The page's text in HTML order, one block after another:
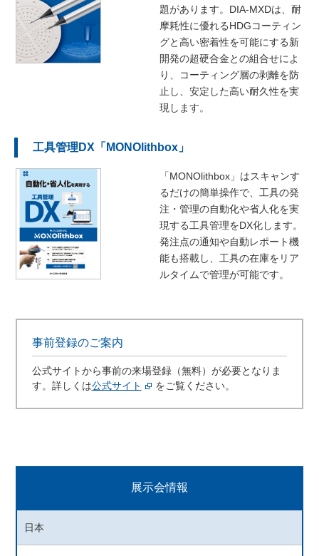
題があります。DIA-MXDは、耐
摩耗性に優れるHDGコーティン
グと高い密着性を可能にする新
開発の超硬合金との組合せによ
り、コーティング層の剥離を防
止し、安定した高い耐久性を実
現します。
工具管理DX「MONOlithbox」
「MONOlithbox」はスキャンす
るだけの簡単操作で、工具の発
注・管理の自動化や省人化を実
現する工具管理をDX化します。
発注点の通知や自動レポート機
能も搭載し、工具の在庫をリア
ルタイムで管理が可能です。
事前登録のご案内
公式サイトから事前の来場登録（無料）が必要となりま
す。詳しくは公式サイト をご覧ください。
展示会情報
日本